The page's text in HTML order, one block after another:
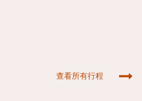
查看所有行程